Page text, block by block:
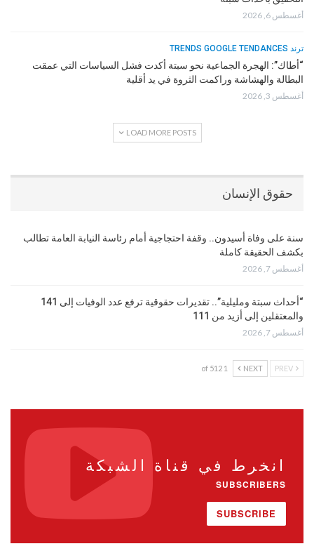
أغسطس 6, 2026
ترند TRENDS GOOGLE TENDANCES
“أطاك”: الهجرة الجماعية نحو سبتة أكدت فشل السياسات التي عمقت
البطالة والهشاشة وراكمت الثروة في يد أقلية
أغسطس 3, 2026
LOAD MORE POSTS
حقوق الإنسان
سنة على وفاة أسيدون.. وقفة احتجاجية أمام رئاسة النيابة العامة تطالب
بكشف الحقيقة كاملة
أغسطس 7, 2026
“أحداث سبتة ومليلية”.. تقديرات حقوقية ترفع عدد الوفيات إلى 141
والمعتقلين إلى أزيد من 111
أغسطس 7, 2026
NEXT
1 of 512
انخرط في قناة الشبكة
SUBSCRIBERS
SUBSCRIBE